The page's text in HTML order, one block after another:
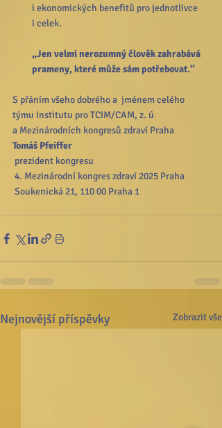
i ekonomických benefitů pro jednotlivce
i celek.
„Jen velmi nerozumný člověk zahrabává
prameny, které může sám potřebovat.“
S přáním všeho dobrého a  jménem celého
týmu Institutu pro TCIM/CAM, z. ú
a Mezinárodních kongresů zdraví Praha
Tomáš Pfeiffer
prezident kongresu
4. Mezinárodní kongres zdraví 2025 Praha
Soukenická 21, 110 00 Praha 1
Nejnovější příspěvky Zobrazit vše